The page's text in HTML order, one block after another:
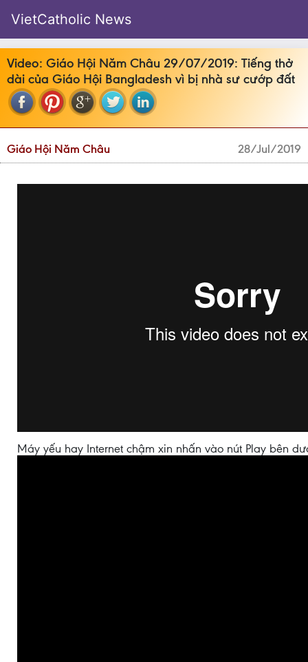
VietCatholic News
Video: Giáo Hội Năm Châu 29/07/2019: Tiếng thở
dài của Giáo Hội Bangladesh vì bị nhà sư cướp đất
Giáo Hội Năm Châu 28/Jul/2019
Máy yếu hay Internet chậm xin nhấn vào nút Play bên